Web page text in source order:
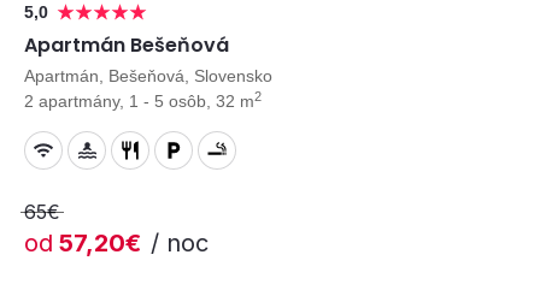
5,0
Apartmán Bešeňová
Apartmán, Bešeňová, Slovensko
2 apartmány, 1 - 5 osôb, 32 m2
65€
od 57,20€ / noc